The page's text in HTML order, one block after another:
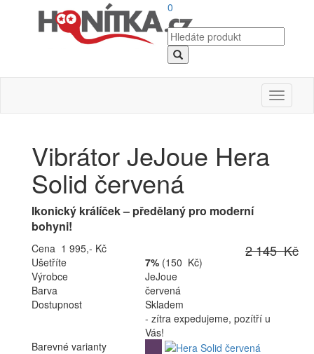
0
Toggle
Vibrátor JeJoue Hera
Solid červená
Ikonický králíček – předělaný pro moderní
bohyni!
2 145 Kč
Cena 1 995,- Kč
Ušetříte
7%(150 Kč)
Výrobce
JeJoue
Barva
červená
Dostupnost
Skladem
- zítra expedujeme, pozítří u
Vás!
Barevné varianty